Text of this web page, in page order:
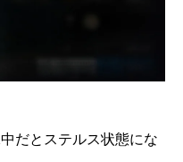
だとステルス状態にな